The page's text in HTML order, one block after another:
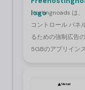
Hostingnoads は、
コントロール パネ
るための強制広告
5GBのアプリイン